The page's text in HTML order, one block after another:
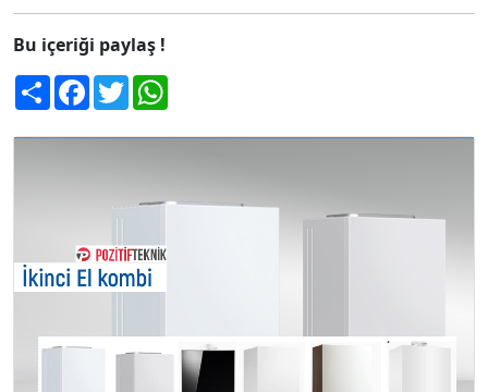
Bu içeriği paylaş !
ShareFacebook
Twitter